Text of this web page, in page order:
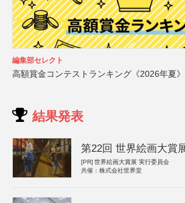
編集部セレクト
高額賞金コンテストランキング《2026年夏》
結果発表
第22回 世界絵画大賞
[PR] 世界絵画大賞展 実行委員会
共催：株式会社世界堂